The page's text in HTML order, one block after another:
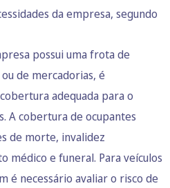
da empresa, segundo
possui uma frota de
de mercadorias, é
adequada para o
A cobertura de ocupantes
de morte, invalidez
médico e funeral. Para veículos
é necessário avaliar o risco de